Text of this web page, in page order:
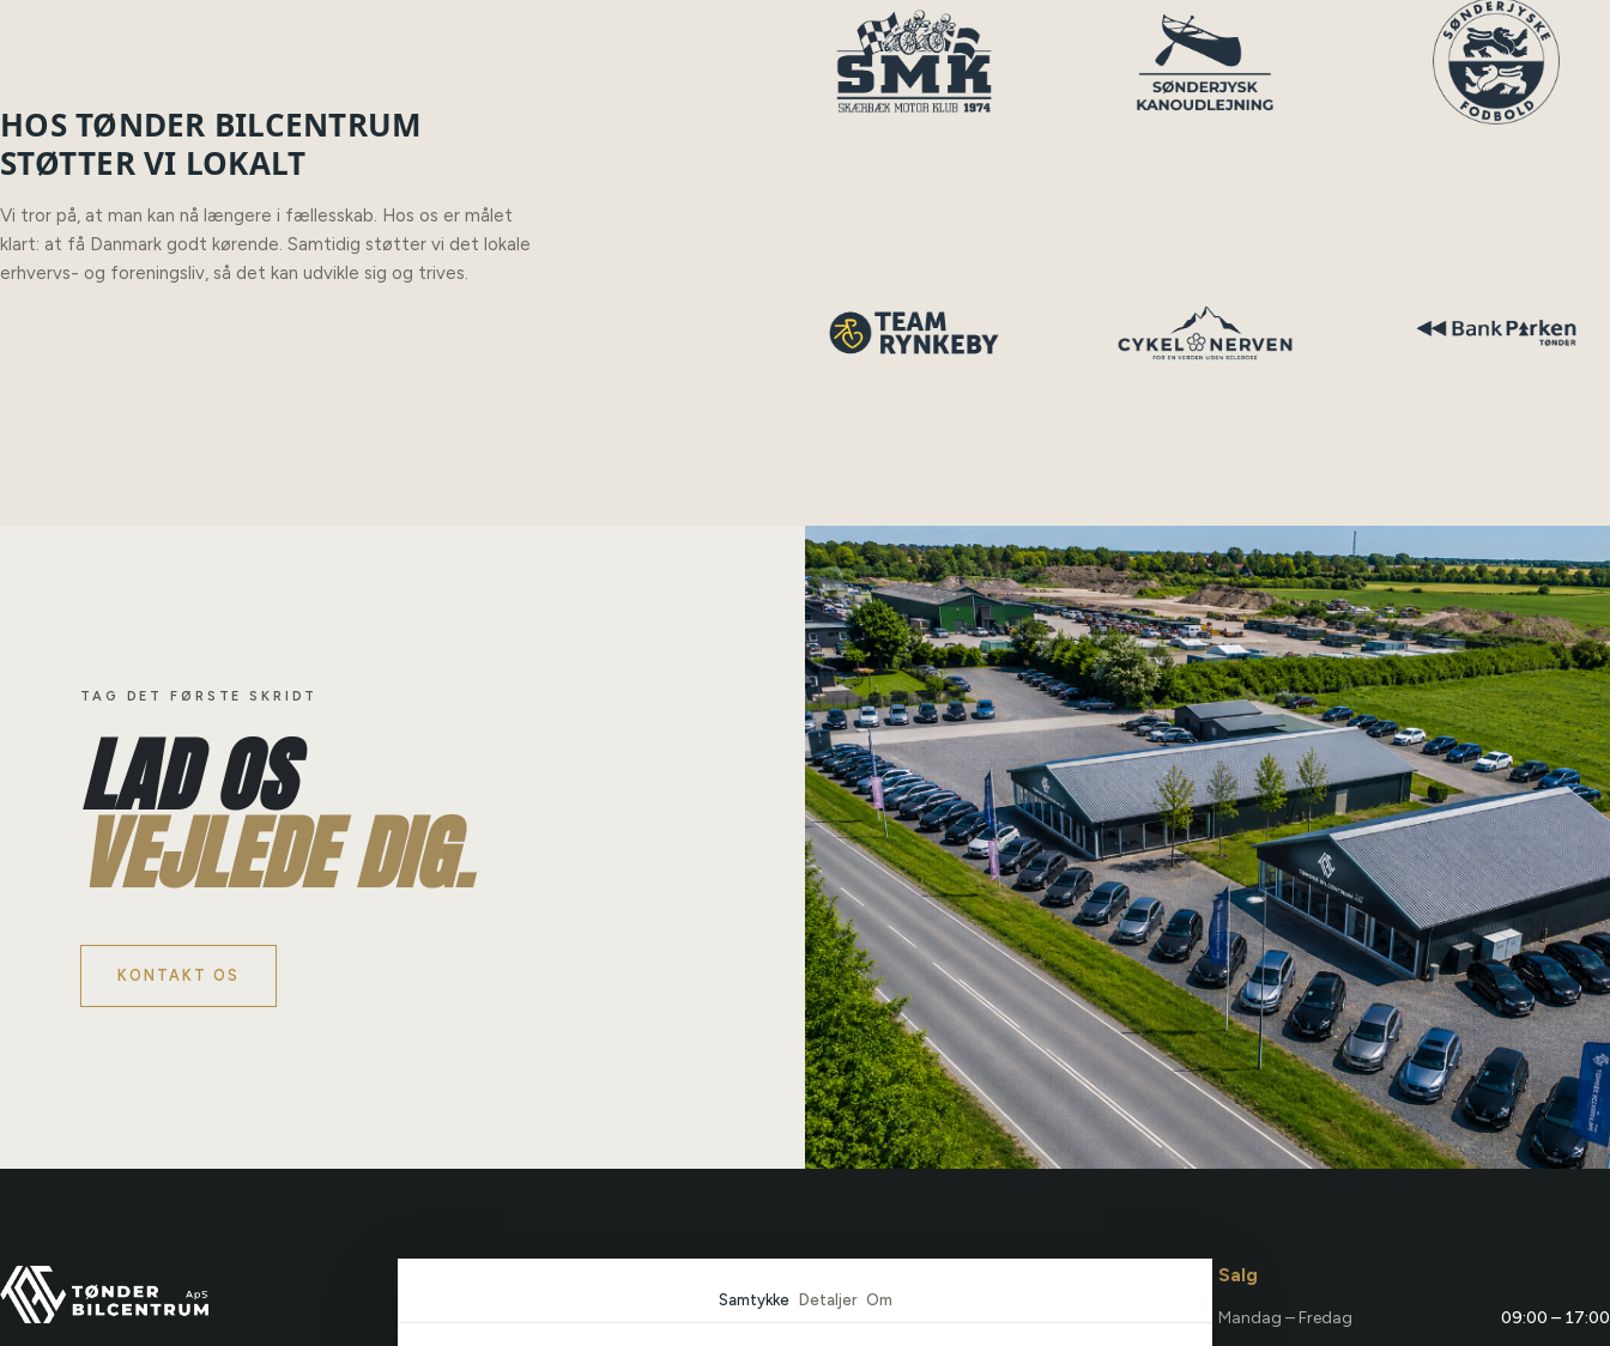
HOS TØNDER BILCENTRUM
STØTTER VI LOKALT
Vi tror på, at man kan nå længere i fællesskab. Hos os er målet
klart: at få Danmark godt kørende. Samtidig støtter vi det lokale
erhvervs- og foreningsliv, så det kan udvikle sig og trives.
TAG DET FØRSTE SKRIDT
LAD OS
VEJLEDE DIG.
KONTAKT OS
Ydelser Se alle biler
Salg
Mandag – Fredag
09:00 – 17:00
Samtykke Detaljer Om